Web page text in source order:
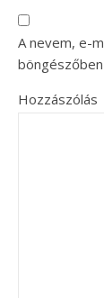
A nevem, e-
Hozzászólás